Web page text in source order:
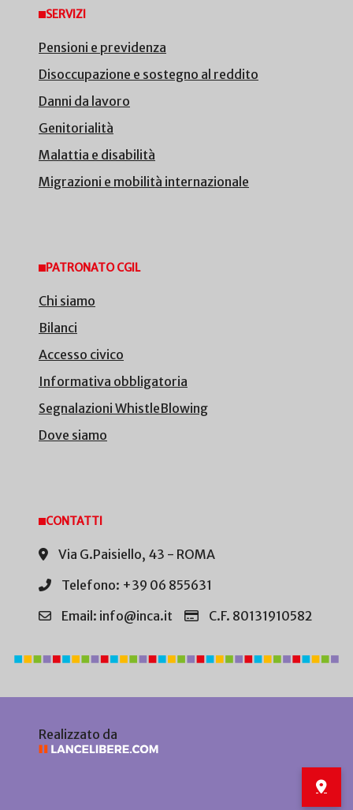
SERVIZI
Pensioni e previdenza
Disoccupazione e sostegno al reddito
Danni da lavoro
Genitorialità
Malattia e disabilità
Migrazioni e mobilità internazionale
PATRONATO CGIL
Chi siamo
Bilanci
Accesso civico
Informativa obbligatoria
Segnalazioni WhistleBlowing
Dove siamo
CONTATTI
Via G.Paisiello, 43 - ROMA
Telefono: +39 06 855631
Email: info@inca.it
C.F. 80131910582
Realizzato da